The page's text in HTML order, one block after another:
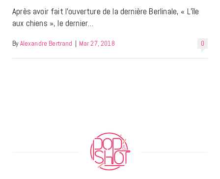
Après avoir fait l’ouverture de la dernière Berlinale, « L’île
aux chiens », le dernier…
0
By Alexandre Bertrand | Mar 27, 2018